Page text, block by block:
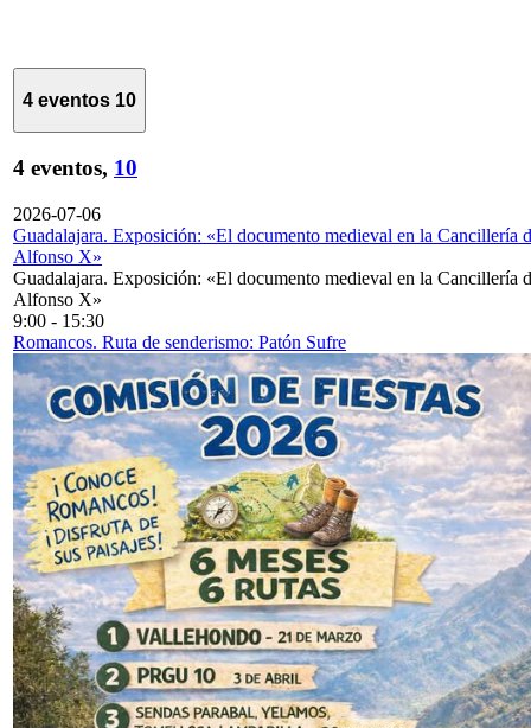
4 eventos 10
4 eventos, 10
2026-07-06
Guadalajara. Exposición: «El documento medieval en la Cancillería
Alfonso X»
Guadalajara. Exposición: «El documento medieval en la Cancillería
Alfonso X»
9:00 - 15:30
Romancos. Ruta de senderismo: Patón Sufre